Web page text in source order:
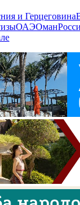
и Герцеговина
ОАЭОман